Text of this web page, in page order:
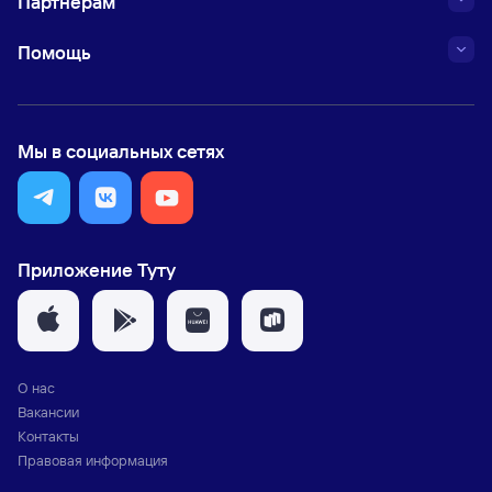
Помощь
Мы в социальных сетях
Приложение Туту
О нас
Вакансии
Контакты
Правовая информация